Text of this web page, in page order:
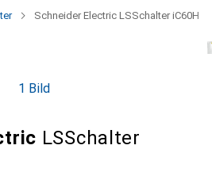
Schneider Electric LSSchalter iC60H
1 Bild
LSSchalter